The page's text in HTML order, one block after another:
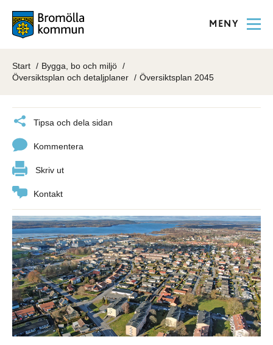
MENY
Start
Bygga, bo och miljö
Översiktsplan och detaljplaner
Översiktsplan 2045
Tipsa och dela sidan
Kommentera
Skriv ut
Kontakt